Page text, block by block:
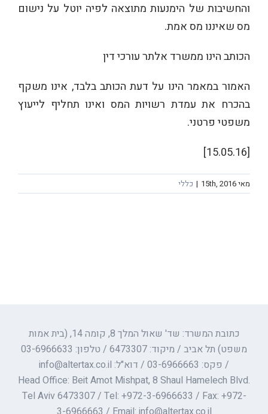
והחשיבות של הימנעות מתוצאה לפיה יוטל על נישום
מס שאיננו מס אמת.
הכותב הינו ממשרד אלתר עורכי דין
האמור במאמר הינו על דעת הכותב בלבד, אינו משקף
בהכרח את עמדת רשויות המס ואינו תחליף לייעוץ
משפטי פרטני.
[15.05.16]
מאי 15th, 2016 | כללי
כתובת המשרד: שד' שאול המלך 8, קומה 14, (בית אמות
משפט) תל אביב / מיקוד: 6473307 / טלפון: 03-6966633
/ פקס: 03-6966663 / דוא"ל: info@altertax.co.il
Head Office: Beit Amot Mishpat, 8 Shaul Hamelech Blvd.
Tel Aviv 6473307 / Tel: +972-3-6966633 / Fax: +972-